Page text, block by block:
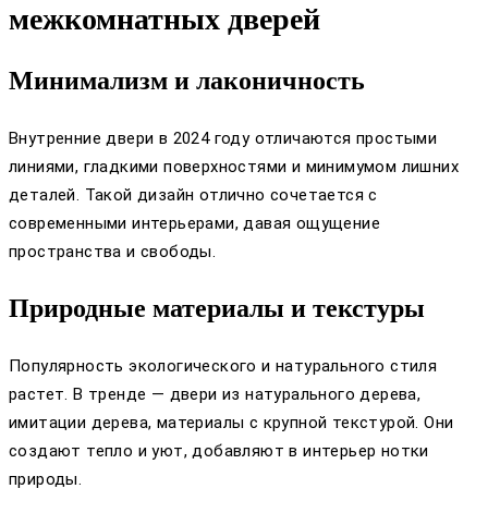
межкомнатных дверей
Минимализм и лаконичность
Внутренние двери в 2024 году отличаются простыми
линиями, гладкими поверхностями и минимумом лишних
деталей. Такой дизайн отлично сочетается с
современными интерьерами, давая ощущение
пространства и свободы.
Природные материалы и текстуры
Популярность экологического и натурального стиля
растет. В тренде — двери из натурального дерева,
имитации дерева, материалы с крупной текстурой. Они
создают тепло и уют, добавляют в интерьер нотки
природы.